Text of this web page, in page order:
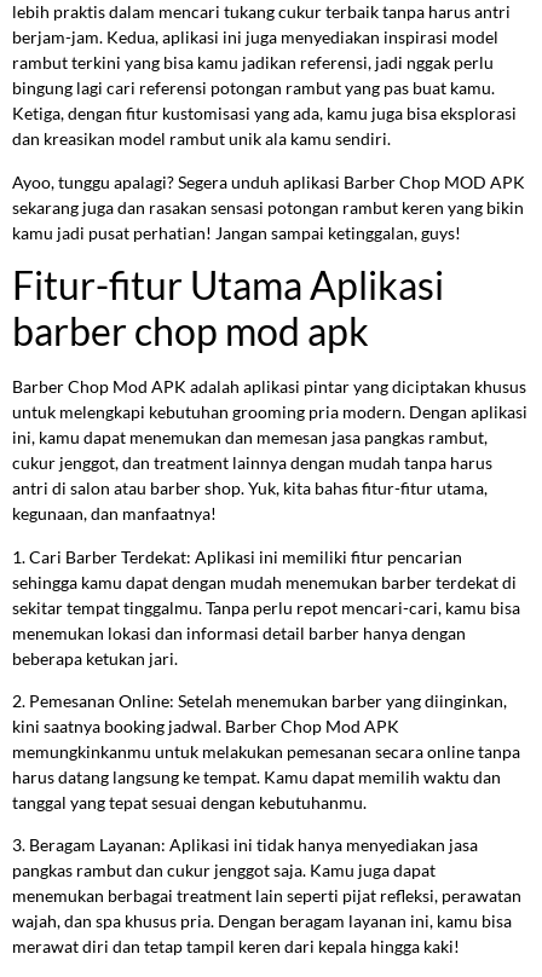
lebih praktis dalam mencari tukang cukur terbaik tanpa harus antri
berjam-jam. Kedua, aplikasi ini juga menyediakan inspirasi model
rambut terkini yang bisa kamu jadikan referensi, jadi nggak perlu
bingung lagi cari referensi potongan rambut yang pas buat kamu.
Ketiga, dengan fitur kustomisasi yang ada, kamu juga bisa eksplorasi
dan kreasikan model rambut unik ala kamu sendiri.
Ayoo, tunggu apalagi? Segera unduh aplikasi Barber Chop MOD APK
sekarang juga dan rasakan sensasi potongan rambut keren yang bikin
kamu jadi pusat perhatian! Jangan sampai ketinggalan, guys!
Fitur-fitur Utama Aplikasi
barber chop mod apk
Barber Chop Mod APK adalah aplikasi pintar yang diciptakan khusus
untuk melengkapi kebutuhan grooming pria modern. Dengan aplikasi
ini, kamu dapat menemukan dan memesan jasa pangkas rambut,
cukur jenggot, dan treatment lainnya dengan mudah tanpa harus
antri di salon atau barber shop. Yuk, kita bahas fitur-fitur utama,
kegunaan, dan manfaatnya!
1. Cari Barber Terdekat: Aplikasi ini memiliki fitur pencarian
sehingga kamu dapat dengan mudah menemukan barber terdekat di
sekitar tempat tinggalmu. Tanpa perlu repot mencari-cari, kamu bisa
menemukan lokasi dan informasi detail barber hanya dengan
beberapa ketukan jari.
2. Pemesanan Online: Setelah menemukan barber yang diinginkan,
kini saatnya booking jadwal. Barber Chop Mod APK
memungkinkanmu untuk melakukan pemesanan secara online tanpa
harus datang langsung ke tempat. Kamu dapat memilih waktu dan
tanggal yang tepat sesuai dengan kebutuhanmu.
3. Beragam Layanan: Aplikasi ini tidak hanya menyediakan jasa
pangkas rambut dan cukur jenggot saja. Kamu juga dapat
menemukan berbagai treatment lain seperti pijat refleksi, perawatan
wajah, dan spa khusus pria. Dengan beragam layanan ini, kamu bisa
merawat diri dan tetap tampil keren dari kepala hingga kaki!